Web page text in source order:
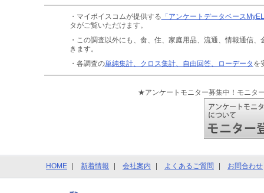
・マイボイスコムが提供する 「アンケートデータベース
タがご覧いただけます。
・この調査以外にも、食、住、家庭用品、流通、情報通信、
きます。
・各調査の単純集計、クロス集計、自由回答、ローデータ を
★アンケートモニター募集中！モニタ
HOME 新着情報 会社案内 よくあるご質問 お問合わせ